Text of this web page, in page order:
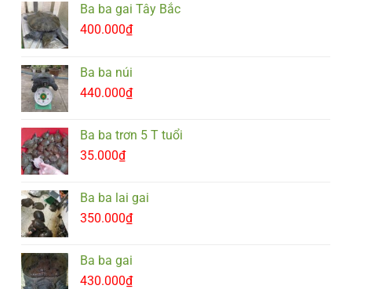
Ba ba gai Tây Bắc
400.000₫
Ba ba núi
440.000₫
Ba ba trơn 5 T tuổi
35.000₫
Ba ba lai gai
350.000₫
Ba ba gai
430.000₫